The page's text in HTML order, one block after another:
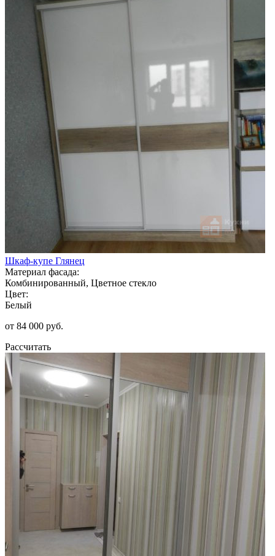
Шкаф-купе Глянец
Материал фасада:
Комбинированный, Цветное стекло
Цвет:
Белый
от 84 000 руб.
Рассчитать